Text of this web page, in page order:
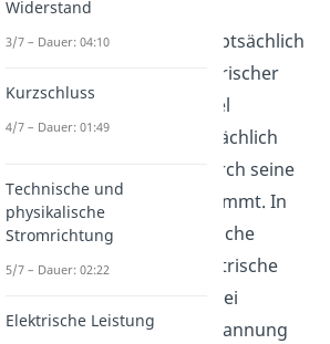
Ein Kondensator wird hauptsächlich
zur Speicherung von elektrischer
Ladung verwendet. Wie viel
elektrische Ladung er tatsächlich
aufnehmen kann, wird durch seine
elektrische Kapazität bestimmt. In
Worten teilt dir die elektrische
Kapazität mit, wie viel elektrische
Ladung ein Kondensator bei
gegebener elektrischer Spannung
Widerstand
3/7 – Dauer: 04:10
Kurzschluss
4/7 – Dauer: 01:49
Technische und
physikalische
Stromrichtung
5/7 – Dauer: 02:22
Elektrische Leistung